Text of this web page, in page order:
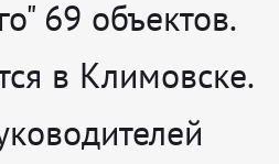
69 объектов.
в Климовске.